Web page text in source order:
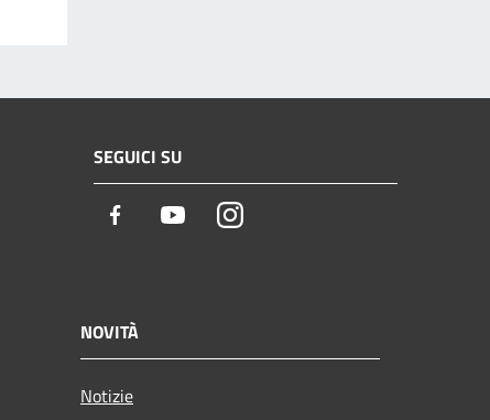
SEGUICI SU
Facebook YoutubeInstagram
NOVITÀ
Notizie